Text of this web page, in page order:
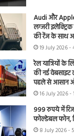
Audi और Apple
लग्जरी
की रेंज के साथ
19 July 2026 -
रेल यात्रियों के
की नई वेबसाइट
पहले से आसान
16 July 2026 -
999 रुपये में
फोल्डेबल फोन,
8 July 2026 -